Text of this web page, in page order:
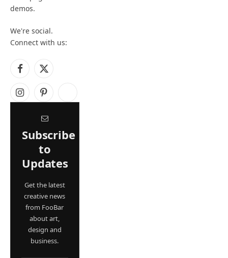
demos.
We're social.
Connect with us:
Facebook
X
InstagramPinterest
Subscribe
to
Updates
Get the latest
creative news
from FooBar
about art,
design and
business.